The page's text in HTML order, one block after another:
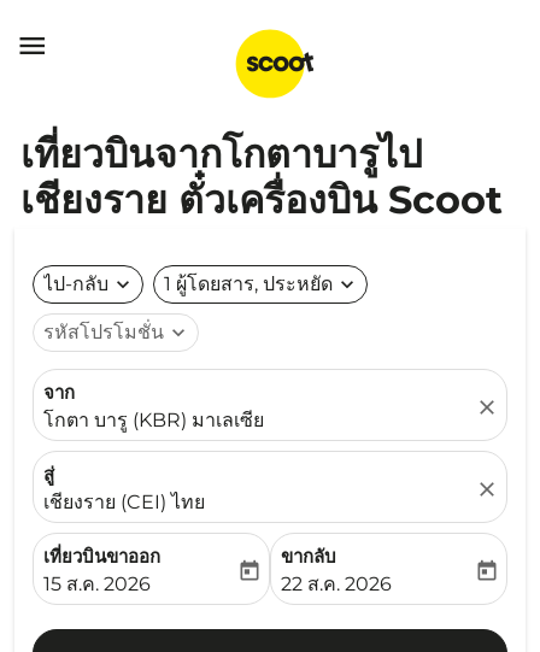

เที่ยวบินจากโกตาบารูไป
เชียงราย ตั๋วเครื่องบิน Scoot
ไป-กลับ expand_more 1 ผู้โดยสาร, ประหยัด expand_more
รหัสโปรโมชั่น expand_more
จาก
โกตา บารู (KBR) มาเลเซีย
close
สู่
เชียงราย (CEI) ไทย
close
เที่ยวบินขาออก
fc-booking-departure-date-aria-label
15 ส.ค. 2026
today
ขากลับ
fc-booking-return-date-
22 ส.ค. 2026
today